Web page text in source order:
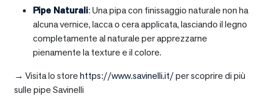
Pipe Naturali: Una pipa con finissaggio naturale non ha
alcuna vernice, lacca o cera applicata, lasciando il legno
completamente al naturale per apprezzarne
pienamente la texture e il colore.
→ Visita lo storehttps://www.savinelli.it/per scoprire di più
sulle pipe Savinelli